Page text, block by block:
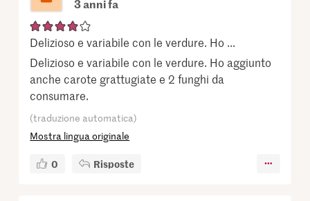
3 anni fa
Delizioso e variabile con le verdure. Ho ...
Delizioso e variabile con le verdure. Ho aggiunto
anche carote grattugiate e 2 funghi da
consumare.
(traduzione automatica)
Mostra lingua originale
0 Risposte